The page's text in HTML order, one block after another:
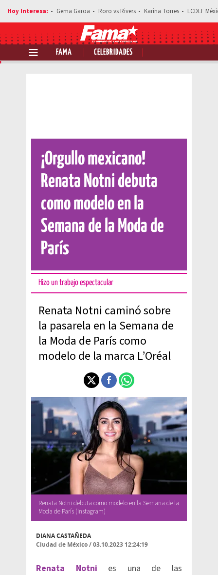
Gema Garoa Roro vs Rivers Karina Torres LCDLF
FAMA CELEBRIDADES
Comparte esta noticia
¡Orgullo mexicano!
Renata Notni debuta
como modelo en la
Semana de la Moda de
París
Hizo un trabajo espectacular
Renata Notni caminó sobre
la pasarela en la Semana de
la Moda de París como
modelo de la marca L’Oréal
Renata Notni debuta como modelo en la Semana de la
Moda de París (Instagram)
DIANA CASTAÑEDA
Ciudad de México/03.10.2023 12:24:19
Renata Notni es una de las